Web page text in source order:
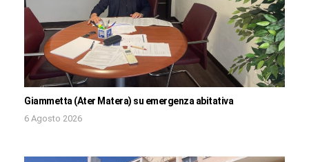
Giammetta (Ater Matera) su emergenza abitativa
6 Agosto 2026